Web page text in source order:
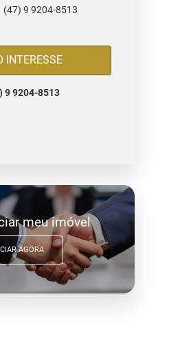
(47) 9 9204-8513
TENHO INTERESSE
9 9204-8513
meu imóvel
AGORA